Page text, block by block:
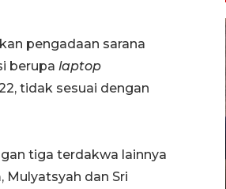
pengadaan sarana
berupa laptop
tidak sesuai dengan
tiga terdakwa lainnya
Mulyatsyah dan Sri
Brigadir Nurhadi
2026 12:55 WIB